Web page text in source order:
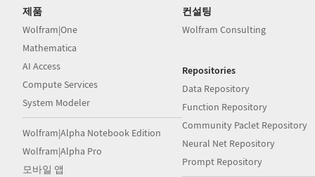
제품
Wolfram|One
Mathematica
AI Access
Compute Services
System Modeler
Wolfram|Alpha Notebook Edition
Wolfram|Alpha Pro
모바일 앱
컨설팅
Wolfram Consulting
Repositories
Data Repository
Function Repository
Community Paclet Repository
Neural Net Repository
Prompt Repository